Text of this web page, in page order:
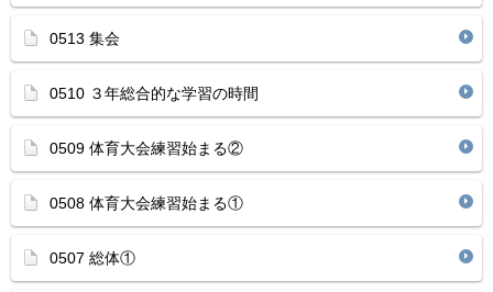
0513 集会
0510 ３年総合的な学習の時間
0509 体育大会練習始まる②
0508 体育大会練習始まる①
0507 総体①